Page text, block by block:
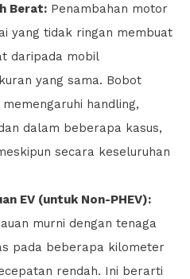
Berat: Penambahan motor
yang tidak ringan membuat
daripada mobil
yang sama. Bobot
handling,
dalam beberapa kasus,
secara keseluruhan
EV (untuk Non-PHEV):
murni dengan tenaga
pada beberapa kilometer
rendah. Ini berarti